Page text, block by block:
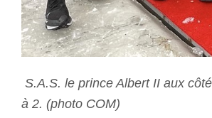
S.A.S. le prince Albert II aux
à 2. (photo COM)